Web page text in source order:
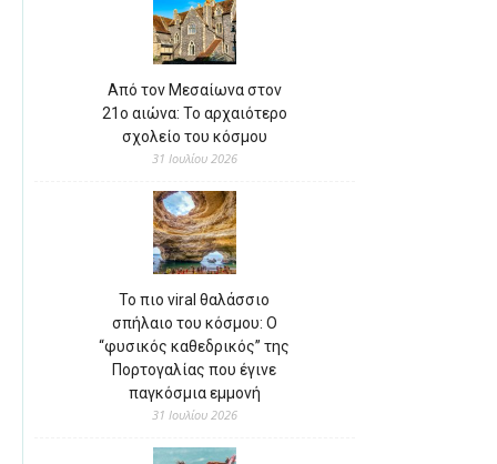
Από τον Μεσαίωνα στον
21ο αιώνα: Το αρχαιότερο
σχολείο του κόσμου
31 Ιουλίου 2026
Το πιο viral θαλάσσιο
σπήλαιο του κόσμου: Ο
“φυσικός καθεδρικός” της
Πορτογαλίας που έγινε
παγκόσμια εμμονή
31 Ιουλίου 2026